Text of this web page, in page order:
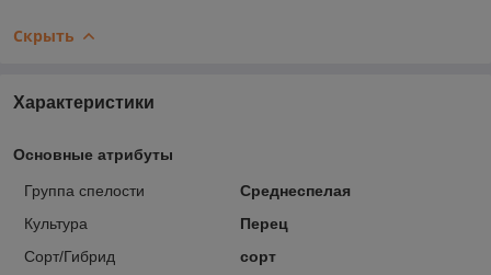
Скрыть
Характеристики
Основные атрибуты
Группа спелости
Среднеспелая
Культура
Перец
Сорт/Гибрид
сорт